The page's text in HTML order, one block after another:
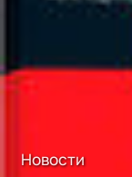
Новости